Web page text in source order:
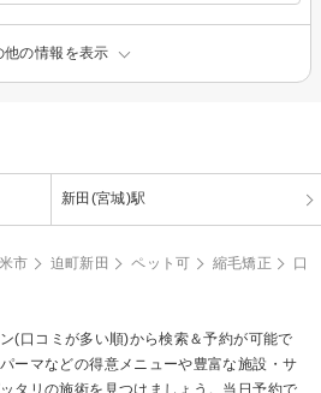
他の情報を表示
新田(宮城)駅
市 迫町新田 ペット可 縮毛矯正
口
(口コミが多い順)から検索＆予約が可能で
ーマなどの得意メニューや豊富な施設・サ
タリの施術を見つけましょう。当日予約で